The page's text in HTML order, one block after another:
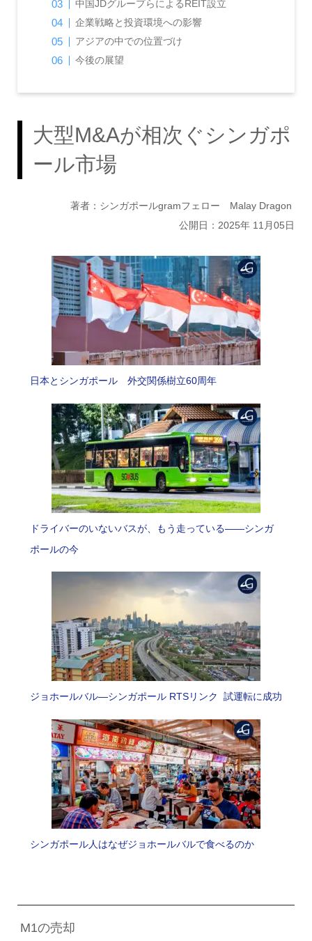
中国JDグループらによるREIT設立
企業戦略と投資環境への影響
アジアの中での位置づけ
今後の展望
大型M&Aが相次ぐシンガポ
ール市場
著者：シンガポールgramフェロー Malay Dragon
公開日：2025年 11月05日
日本とシンガポール 外交関係樹立60周年
ドライバーのいないバスが、もう走っている――シンガ
ポールの今
ジョホールバル―シンガポール RTSリンク 試運転に成功
シンガポール人はなぜジョホールバルで食べるのか
M1の売却